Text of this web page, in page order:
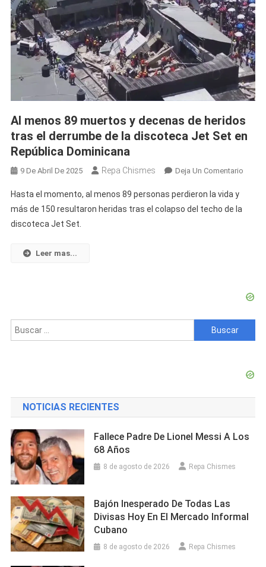
Al menos 89 muertos y decenas de heridos
tras el derrumbe de la discoteca Jet Set en
República Dominicana
9 De Abril De 2025 Repa Chismes Deja Un ComentarioEn
Tras
Jet
Hasta el momento, al menos 89 personas perdieron la vida y
más de 150 resultaron heridas tras el colapso del techo de la
discoteca Jet Set.
Leer mas...
Buscar:
NOTICIAS RECIENTES
Fallece Padre De Lionel Messi A Los
68 Años
8 de agosto de 2026 Repa Chismes
Bajón Inesperado De Todas Las
Divisas Hoy En El Mercado Informal
Cubano
8 de agosto de 2026 Repa Chismes